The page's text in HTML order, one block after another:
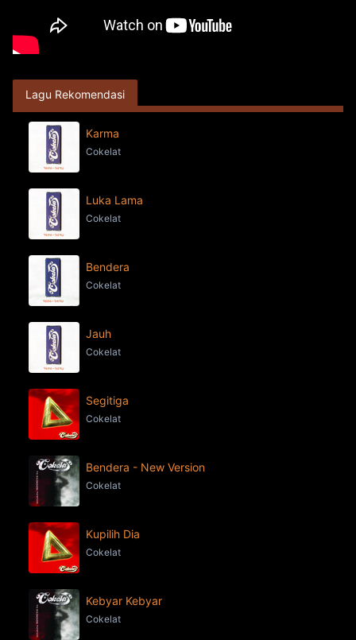
Lagu Rekomendasi
Karma
Cokelat
Luka Lama
Cokelat
Bendera
Cokelat
Jauh
Cokelat
Segitiga
Cokelat
Bendera - New Version
Cokelat
Kupilih Dia
Cokelat
Kebyar Kebyar
Cokelat